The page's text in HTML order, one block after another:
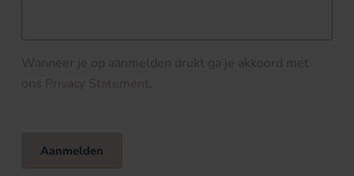
Wanneer je op aanmelden drukt ga je akkoord met
ons Privacy Statement.
Aanmelden